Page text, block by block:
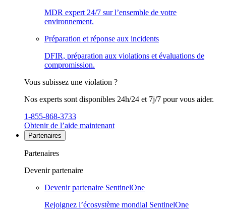
MDR expert 24/7 sur l’ensemble de votre
environnement.
Préparation et réponse aux incidents
DFIR, préparation aux violations et évaluations de
compromission.
Vous subissez une violation ?
Nos experts sont disponibles 24h/24 et 7j/7 pour vous aider.
1-855-868-3733
Obtenir de l’aide maintenant
Partenaires
Partenaires
Devenir partenaire
Devenir partenaire SentinelOne
Rejoignez l’écosystème mondial SentinelOne